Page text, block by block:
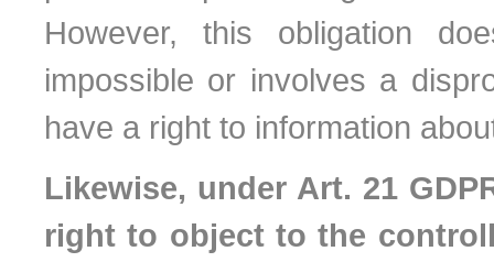
However, this obligation
impossible or involves a
have a right to information
Likewise, under Art. 21
right to object to the